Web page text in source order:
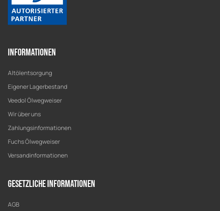
Informationen
Altölentsorgung
Eigener Lagerbestand
Veedol Ölwegweiser
Wir über uns
Zahlungsinformationen
Fuchs Ölwegweiser
Versandinformationen
Gesetzliche Informationen
AGB